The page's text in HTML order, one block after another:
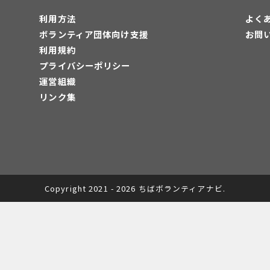
利用方法
ボランティア団体向け支援
利用規約
プライバシーポリシー
運営組織
リンク集
よく
お問
Copyright 2021 - 2026 ちばボランティアナビ.